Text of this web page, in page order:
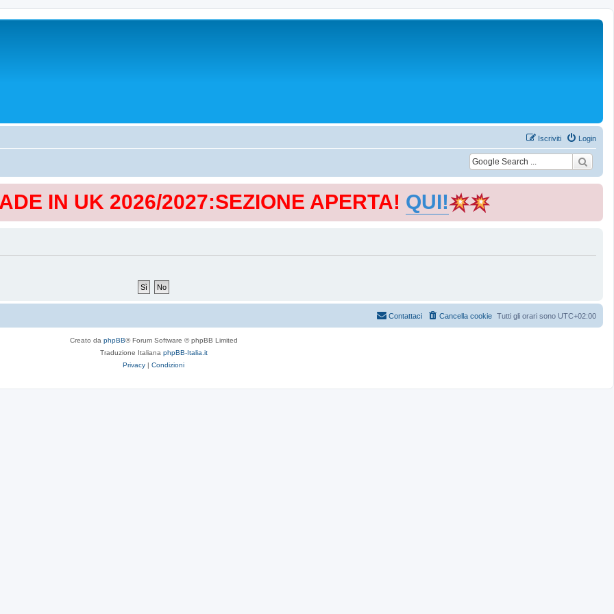
Login
Iscriviti
IN UK 2026/2027:SEZIONE APERTA! QUI!
Tutti gli orari sono UTC+02:00
Cancella cookie
Contattaci
Creato da phpBB® Forum Software © phpBB Limited
Traduzione Italiana phpBB-Italia.it
Privacy | Condizioni